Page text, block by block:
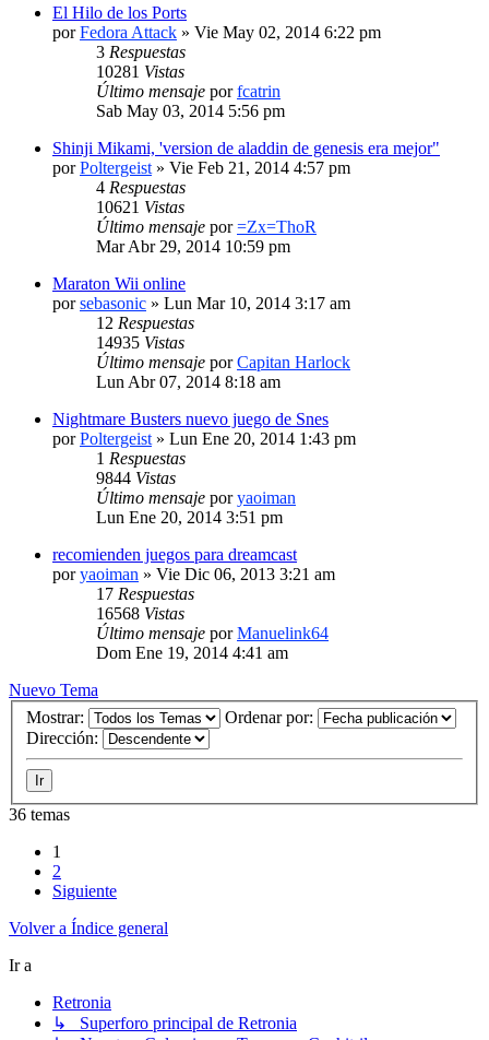
El Hilo de los Ports
porFedora Attack » Vie May 02, 2014 6:22 pm
3 Respuestas
10281 Vistas
Último mensaje porfcatrin
Sab May 03, 2014 5:56 pm
Shinji Mikami, 'version de aladdin de genesis era mejor"
porPoltergeist » Vie Feb 21, 2014 4:57 pm
4 Respuestas
10621 Vistas
Último mensaje por=Zx=ThoR
Mar Abr 29, 2014 10:59 pm
Maraton Wii online
porsebasonic » Lun Mar 10, 2014 3:17 am
12 Respuestas
14935 Vistas
Último mensaje porCapitan Harlock
Lun Abr 07, 2014 8:18 am
Nightmare Busters nuevo juego de Snes
porPoltergeist » Lun Ene 20, 2014 1:43 pm
1 Respuestas
9844 Vistas
Último mensaje poryaoiman
Lun Ene 20, 2014 3:51 pm
recomienden juegos para dreamcast
poryaoiman » Vie Dic 06, 2013 3:21 am
17 Respuestas
16568 Vistas
Último mensaje porManuelink64
Dom Ene 19, 2014 4:41 am
Nuevo Tema
Mostrar:
Ordenar por:
Dirección:
36 temas
1
2
Siguiente
Volver a Índice general
Ir a
Retronia
↳ Superforo principal de Retronia